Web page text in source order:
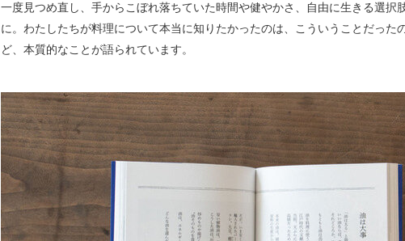
一度見つめ直し、手からこぼれ落ちていた時間や健やかさ、自由に生きる選択
に。わたしたちが料理について本当に知りたかったのは、こういうことだった
ど、本質的なことが語られています。